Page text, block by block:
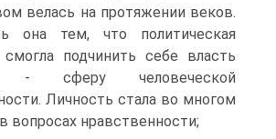
велась на протя­жении веков.
она тем, что политическая
подчинить себе власть
- сферу человеческой
Личность стала во многом
вопросах нравственности;